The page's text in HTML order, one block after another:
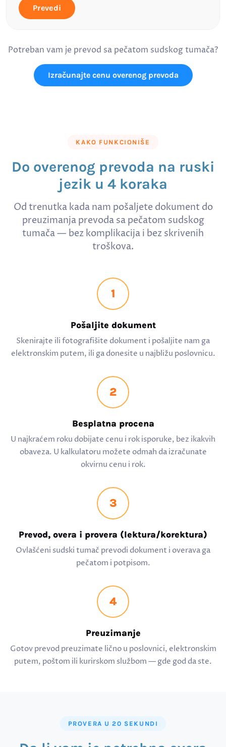
Prevedi
Potreban vam je prevod sa pečatom sudskog tumača?
Izračunajte cenu overenog prevoda
KAKO FUNKCIONIŠE
Do overenog prevoda na ruski
jezik u 4 koraka
Od trenutka kada nam pošaljete dokument do
preuzimanja prevoda sa pečatom sudskog
tumača — bez komplikacija i bez skrivenih
troškova.
1
Pošaljite dokument
Skenirajte ili fotografišite dokument i pošaljite nam ga
elektronskim putem, ili ga donesite u najbližu poslovnicu.
2
Besplatna procena
U najkraćem roku dobijate cenu i rok isporuke, bez ikakvih
obaveza. U kalkulatoru možete odmah da izračunate
okvirnu cenu i rok.
3
Prevod, overa i provera (lektura/korektura)
Ovlašćeni sudski tumač prevodi dokument i overava ga
pečatom i potpisom.
4
Preuzimanje
Gotov prevod preuzimate lično u poslovnici, elektronskim
putem, poštom ili kurirskom službom — gde god da ste.
PROVERA U 20 SEKUNDI